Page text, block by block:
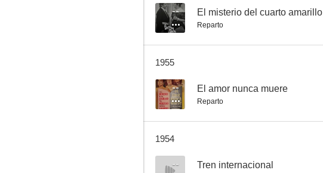
-- El misterio del cuarto amarillo
Reparto
1955
-- El amor nunca muere
Reparto
1954
-- Tren internacional